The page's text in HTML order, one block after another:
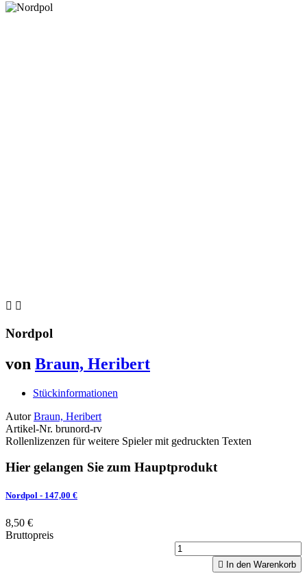
 
Nordpol
von Braun, Heribert
Stückinformationen
Autor Braun, Heribert
Artikel-Nr. brunord-rv
Rollenlizenzen für weitere Spieler mit gedruckten Texten
Hier gelangen Sie zum Hauptprodukt
Nordpol - 147,00 €
8,50 €
Bruttopreis
 In den Warenkorb